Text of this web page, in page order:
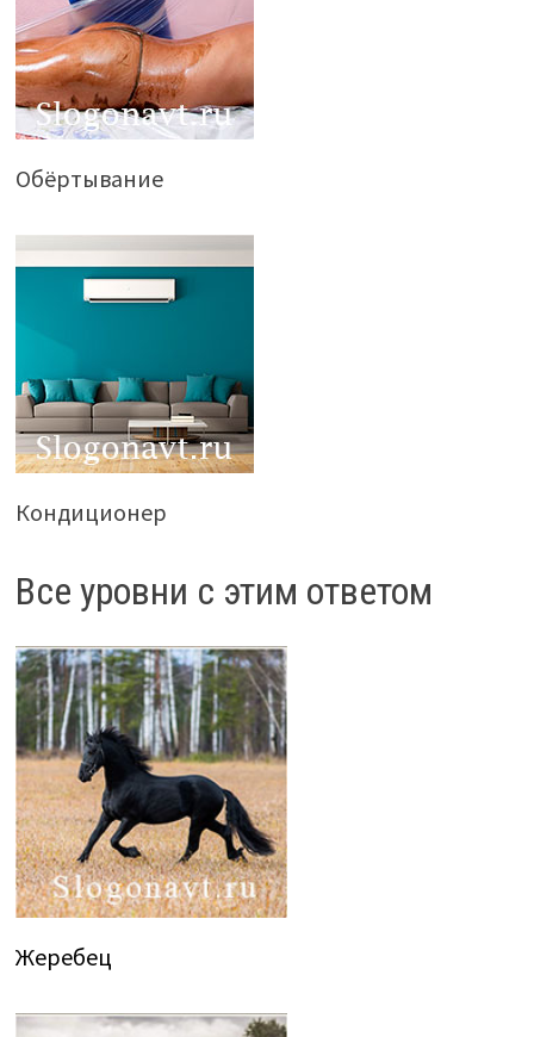
Обёртывание
Кондиционер
Все уровни с этим ответом
Жеребец